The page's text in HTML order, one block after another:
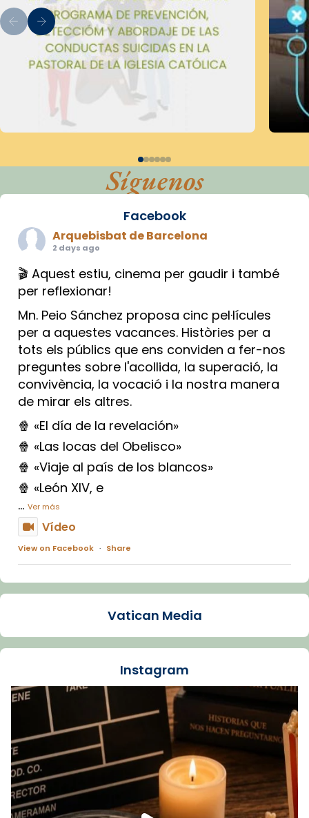
Síguenos
Facebook
Arquebisbat de Barcelona
2 days ago
🎬 Aquest estiu, cinema per gaudir i també
per reflexionar!
Mn. Peio Sánchez proposa cinc pel·lícules
per a aquestes vacances. Històries per a
tots els públics que ens conviden a fer-nos
preguntes sobre l'acollida, la superació, la
convivència, la vocació i la nostra manera
de mirar els altres.
🍿 «El día de la revelación»
🍿 «Las locas del Obelisco»
🍿 «Viaje al país de los blancos»
🍿 «León XIV, e
... Ver más
Vídeo
View on Facebook · Share
Arquebisbat de Barcelona
La Carmina va patir depressió. Fa gairebé
dos mesos, a l'Estadi Lluís Companys, la
Recupera l'entrevista comp
Vatican
tican News 👇
www.vaticannews.va/es/iglesia/news/2026-
07/carmina-historia-depresion-papa-viaje-
espana-testimoni...
Foto
Vatican Media
Instagram